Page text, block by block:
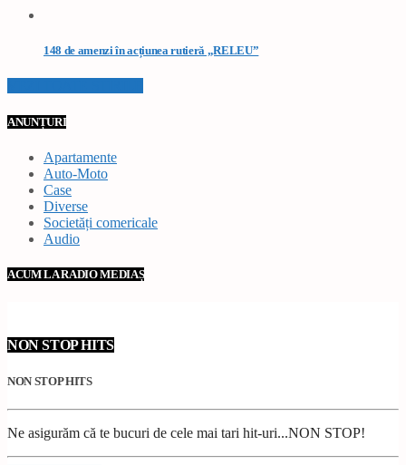
148 de amenzi în acțiunea rutieră „RELEU”
ANUNȚURI
Apartamente
Auto-Moto
Case
Diverse
Societăți comericale
Audio
ACUM LA RADIO MEDIAȘ
NON STOP HITS
NON STOP HITS
Ne asigurăm că te bucuri de cele mai tari hit-uri...NON STOP!